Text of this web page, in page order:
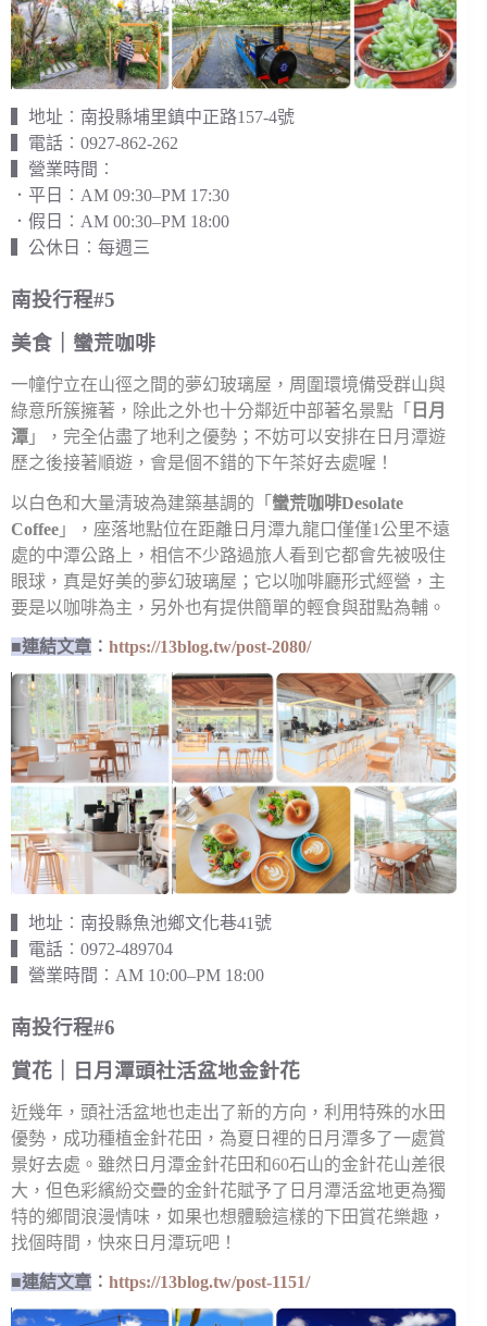
▍地址︰南投縣埔里鎮中正路157-4號
▍電話︰0927-862-262
▍營業時間︰
．平日︰AM 09:30–PM 17:30
．假日︰AM 00:30–PM 18:00
▍公休日︰每週三
南投行程#5
美食｜蠻荒咖啡
一幢佇立在山徑之間的夢幻玻璃屋，周圍環境備受群山與
綠意所簇擁著，除此之外也十分鄰近中部著名景點「 日月
潭 」，完全佔盡了地利之優勢；不妨可以安排在日月潭遊
歷之後接著順遊，會是個不錯的下午茶好去處喔！
以白色和大量清玻為建築基調的「 蠻荒咖啡Desolate
Coffee 」，座落地點位在距離日月潭九龍口僅僅1公里不遠
處的中潭公路上，相信不少路過旅人看到它都會先被吸住
眼球，真是好美的夢幻玻璃屋；它以咖啡廳形式經營，主
要是以咖啡為主，另外也有提供簡單的輕食與甜點為輔。
■連結文章 ︰ https://13blog.tw/post-2080/
▍地址︰南投縣魚池鄉文化巷41號
▍電話︰0972-489704
▍營業時間︰AM 10:00–PM 18:00
南投行程#6
賞花｜日月潭頭社活盆地金針花
近幾年，頭社活盆地也走出了新的方向，利用特殊的水田
優勢，成功種植金針花田，為夏日裡的日月潭多了一處賞
景好去處。雖然日月潭金針花田和60石山的金針花山差很
大，但色彩繽紛交疊的金針花賦予了日月潭活盆地更為獨
特的鄉間浪漫情味，如果也想體驗這樣的下田賞花樂趣，
找個時間，快來日月潭玩吧！
■連結文章 ︰ https://13blog.tw/post-1151/